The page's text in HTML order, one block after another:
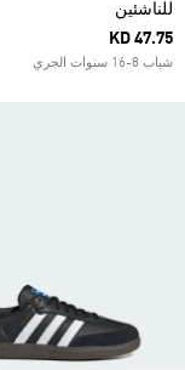
للناشئين
KD 47.75
شباب 8-16 سنوات الجري